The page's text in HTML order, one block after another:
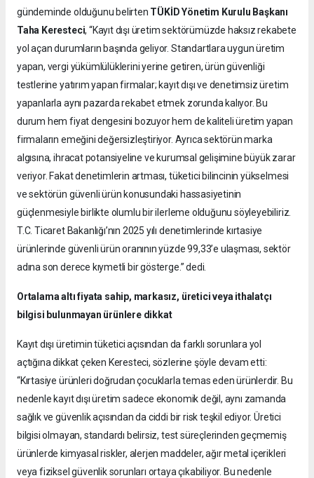
gündeminde olduğunu belirten TÜKİD Yönetim Kurulu Başkanı
Taha Keresteci, “Kayıt dışı üretim sektörümüzde haksız rekabete
yol açan durumların başında geliyor. Standartlara uygun üretim
yapan, vergi yükümlülüklerini yerine getiren, ürün güvenliği
testlerine yatırım yapan firmalar; kayıt dışı ve denetimsiz üretim
yapanlarla aynı pazarda rekabet etmek zorunda kalıyor. Bu
durum hem fiyat dengesini bozuyor hem de kaliteli üretim yapan
firmaların emeğini değersizleştiriyor. Ayrıca sektörün marka
algısına, ihracat potansiyeline ve kurumsal gelişimine büyük zarar
veriyor. Fakat denetimlerin artması, tüketici bilincinin yükselmesi
ve sektörün güvenli ürün konusundaki hassasiyetinin
güçlenmesiyle birlikte olumlu bir ilerleme olduğunu söyleyebiliriz.
T.C. Ticaret Bakanlığı’nın 2025 yılı denetimlerinde kırtasiye
ürünlerinde güvenli ürün oranının yüzde 99,33’e ulaşması, sektör
adına son derece kıymetli bir gösterge.” dedi.
Ortalama altı fiyata sahip, markasız, üretici veya ithalatçı
bilgisi bulunmayan ürünlere dikkat
Kayıt dışı üretimin tüketici açısından da farklı sorunlara yol
açtığına dikkat çeken Keresteci, sözlerine şöyle devam etti:
“Kırtasiye ürünleri doğrudan çocuklarla temas eden ürünlerdir. Bu
nedenle kayıt dışı üretim sadece ekonomik değil, aynı zamanda
sağlık ve güvenlik açısından da ciddi bir risk teşkil ediyor. Üretici
bilgisi olmayan, standardı belirsiz, test süreçlerinden geçmemiş
ürünlerde kimyasal riskler, alerjen maddeler, ağır metal içerikleri
veya fiziksel güvenlik sorunları ortaya çıkabiliyor. Bu nedenle